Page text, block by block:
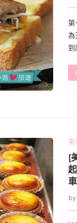
第
為
到
東
[
by